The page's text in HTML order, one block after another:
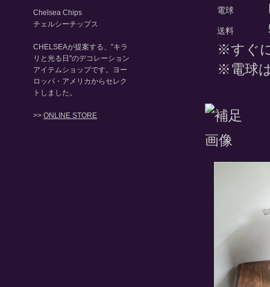
電球
送料
※すぐ
※電球
Chelsea Chips
チェルシーチップス
CHELSEAが提案する、"キラ
リと光る日"のデコレーション
アイテムショップです。ヨー
ロッパ・アメリカからセレク
トしました。
>> ONLINE STORE